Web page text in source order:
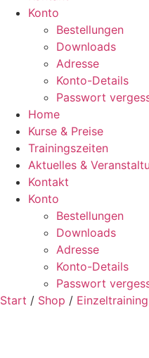
Konto
Bestellungen
Downloads
Adresse
Konto-Details
Passwort
Home
Kurse & Preise
Trainingszeiten
Aktuelles &
Kontakt
Konto
Bestellungen
Downloads
Adresse
Konto-Details
Passwort
Start / Shop /